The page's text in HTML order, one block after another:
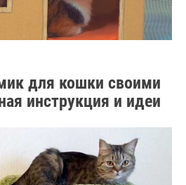
для кошки своими
инструкция и идеи